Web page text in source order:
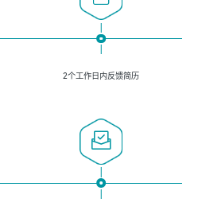
2个工作日内反馈简历